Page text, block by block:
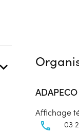
ADAPECO
Affichage
03